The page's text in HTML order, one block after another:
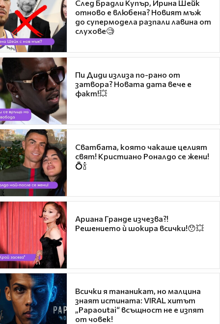
След Брадли Купър, Ирина Шейк
отново е влюбена? Новият мъж
до супермодела разпали лавина от
слухове🧐
Пи Диди излиза по-рано от
затвора? Новата дата вече е
факт!💥
Сватбата, която чакаше целият
свят! Кристиано Роналдо се жени!
💍🍾
Ариана Гранде изчезва?!
Решението ѝ шокира всички!😯💥
Всички я тананикат, но малцина
знаят истината: VIRAL хитът
„Papaoutai“ всъщност не е изпят
от човек!